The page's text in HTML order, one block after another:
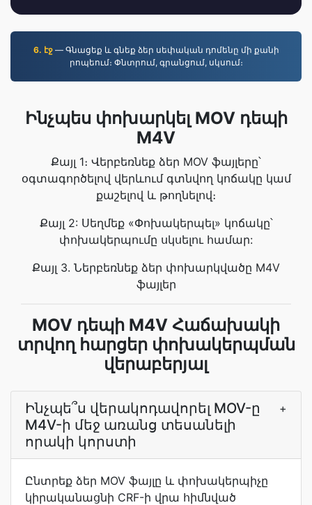
6. էջ— Գնացեք և գնեք ձեր սեփական դոմենը մի քանի
րոպեում։ Փնտրում, գրանցում, սկսում։
Ինչպես փոխարկել MOV դեպի
M4V
Քայլ 1։ Վերբեռնեք ձեր MOV ֆայլերը՝
օգտագործելով վերևում գտնվող կոճակը կամ
քաշելով և թողնելով։
Քայլ 2: Սեղմեք «Փոխակերպել» կոճակը՝
փոխակերպումը սկսելու համար:
Քայլ 3. Ներբեռնեք ձեր փոխարկվածը M4V
ֆայլեր
MOV դեպի M4V Հաճախակի
տրվող հարցեր փոխակերպման
վերաբերյալ
Ինչպե՞ս վերակոդավորել MOV-ը
M4V-ի մեջ առանց տեսանելի
որակի կորստի
+
Ընտրեք ձեր MOV ֆայլը և փոխակերպիչը
կիրականացնի CRF-ի վրա հիմնված